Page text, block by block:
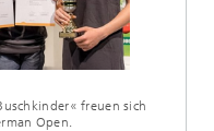
freuen sich
Open.